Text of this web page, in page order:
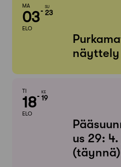
MA
03
ELO
SU
23
näyttely
TI
18
ELO
KE
19
us 29:
(täynnä)